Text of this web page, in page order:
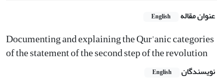
عنوان مقاله English
Documenting and explaining the Qur'anic categories
of the statement of the second step of the revolution
نویسندگان English